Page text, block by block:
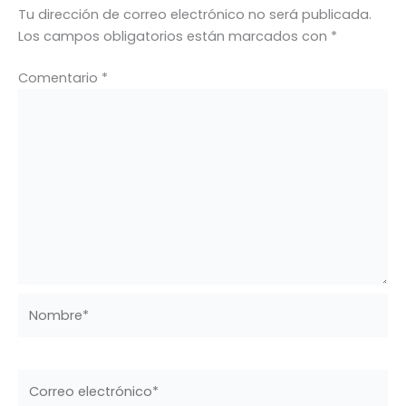
Tu dirección de correo electrónico no será publicada.
Los campos obligatorios están marcados con *
Comentario *
electrónico*